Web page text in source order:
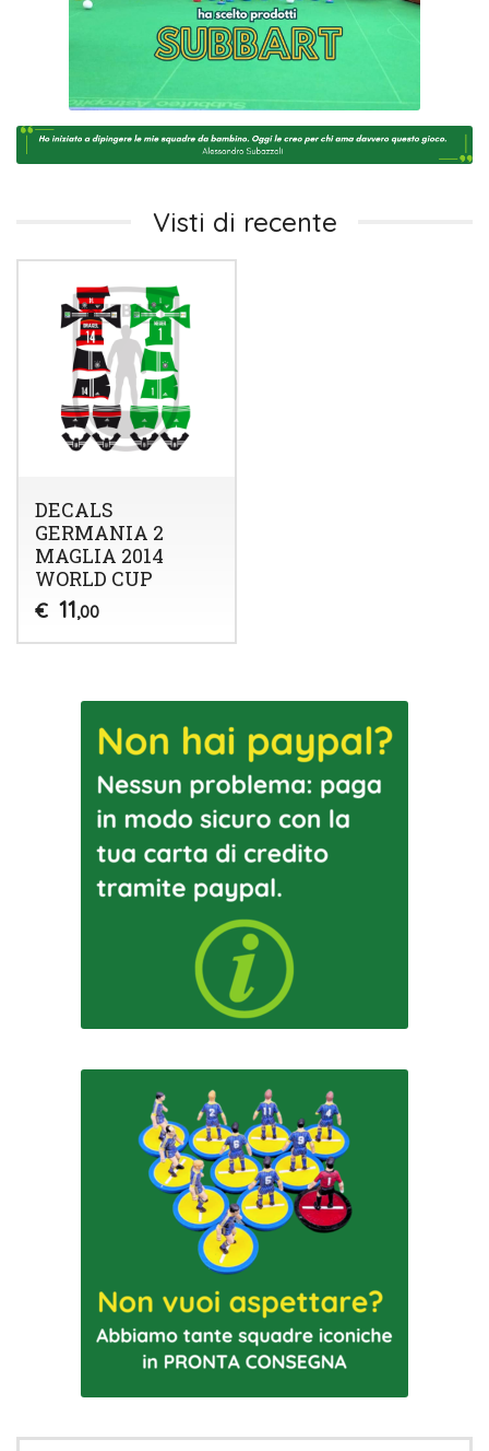
Visti di recente
DECALS
GERMANIA 2
MAGLIA 2014
WORLD CUP
€ 11,00